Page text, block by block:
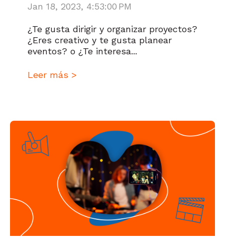
Jan 18, 2023, 4:53:00 PM
¿Te gusta dirigir y organizar proyectos?
¿Eres creativo y te gusta planear
eventos? o ¿Te interesa...
Leer más >